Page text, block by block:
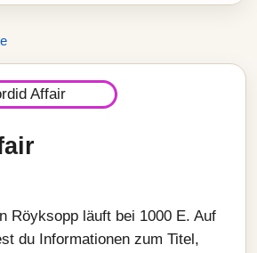
Röyksopp läuft bei 1000 E. Auf
du Informationen zum Titel,